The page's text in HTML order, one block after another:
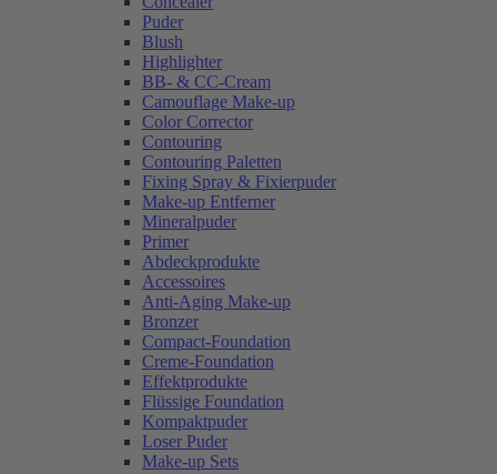
Puder
Blush
Highlighter
BB- & CC-Cream
Camouflage Make-up
Color Corrector
Contouring
Contouring Paletten
Fixing Spray & Fixierpuder
Make-up Entferner
Mineralpuder
Primer
Abdeckprodukte
Accessoires
Anti-Aging Make-up
Bronzer
Compact-Foundation
Creme-Foundation
Effektprodukte
Flüssige Foundation
Kompaktpuder
Loser Puder
Make-up Sets